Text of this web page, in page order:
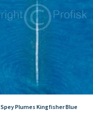
Spey Plumes Kingfisher Blue